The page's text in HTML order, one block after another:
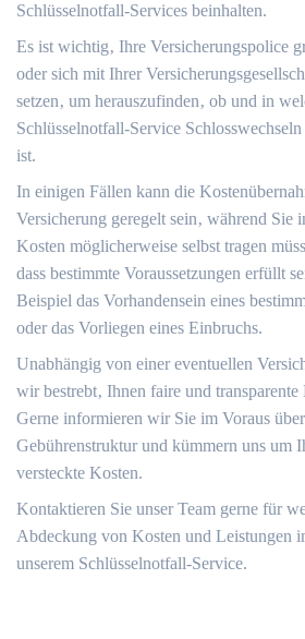
Schlüsselnotfall-Services beinhalten.
Es ist wichtig‚ Ihre Versicherungspolice
oder sich mit Ihrer
setzen‚ um herauszufinden‚ ob und in
Schlüsselnotfall-Service
ist.​
In einigen Fällen kann die
Versicherung geregelt sein‚ während Sie
Kosten möglicherweise selbst tragen
dass bestimmte Voraussetzungen erfüllt
Beispiel das Vorhandensein eines
oder das Vorliegen eines Einbruchs.​
Unabhängig von einer eventuellen
wir bestrebt‚ Ihnen faire und transparente
Gerne informieren wir Sie im Voraus
Gebührenstruktur und kümmern uns um
versteckte Kosten.​
Kontaktieren Sie unser Team gerne für
Abdeckung von Kosten und Leistungen
unserem Schlüsselnotfall-Service.